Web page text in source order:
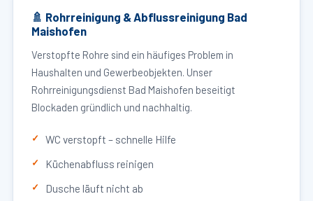
🚿 Rohrreinigung & Abflussreinigung Bad
Maishofen
Verstopfte Rohre sind ein häufiges Problem in
Haushalten und Gewerbeobjekten. Unser
Rohrreinigungsdienst Bad Maishofen beseitigt
Blockaden gründlich und nachhaltig.
WC verstopft – schnelle Hilfe
Küchenabfluss reinigen
Dusche läuft nicht ab